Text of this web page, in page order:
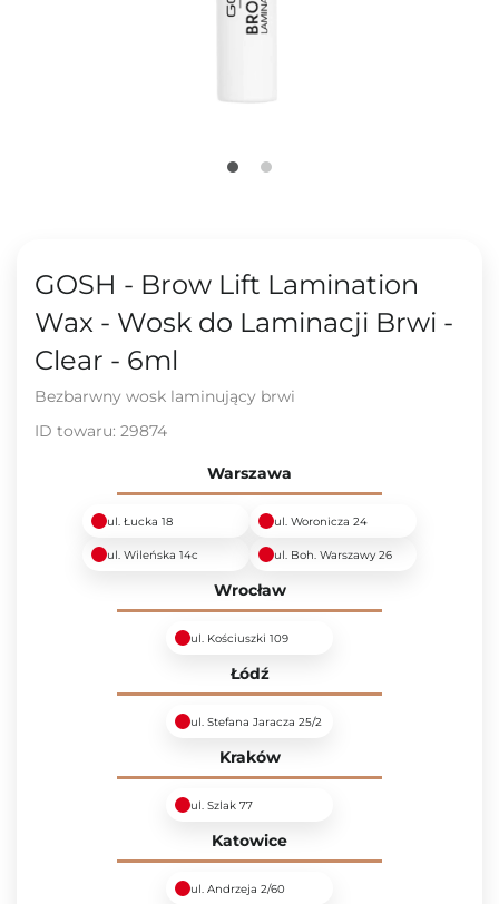
GOSH - Brow Lift Lamination
Wax - Wosk do Laminacji Brwi -
Clear - 6ml
Bezbarwny wosk laminujący brwi
ID towaru: 29874
Warszawa
ul. Łucka 18 ul. Woronicza 24
ul. Wileńska 14c ul. Boh. Warszawy 26
Wrocław
ul. Kościuszki 109
Łódź
ul. Stefana Jaracza 25/2
Kraków
ul. Szlak 77
Katowice
ul. Andrzeja 2/60